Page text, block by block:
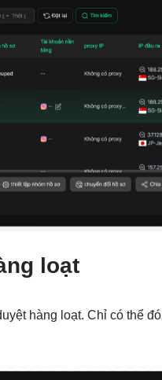
loạt
hàng loạt. Chỉ có thể